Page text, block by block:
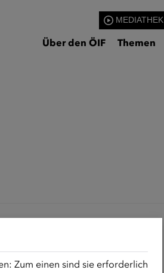
MEDIATHEK
Über den ÖIF Themen
Zum einen sind sie erforderlich